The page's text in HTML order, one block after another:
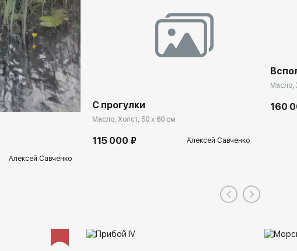
Алексей Савченко
С прогулки
Масло, Холст, 50 x 60 см
115 000 ₽ Алексей Савченко
Масло,
160